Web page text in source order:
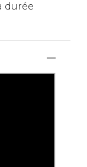
durée